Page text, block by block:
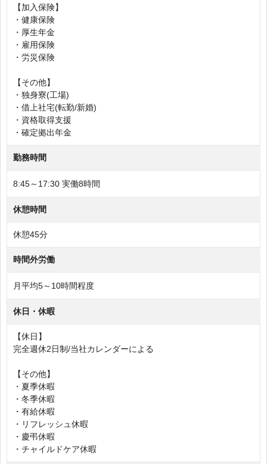
【加入保険】
・健康保険
・厚生年金
・雇用保険
・労災保険
【その他】
・独身寮(工場)
・借上社宅(転勤/新婚)
・資格取得支援
・確定拠出年金
勤務時間
8:45～17:30 実働8時間
休憩時間
休憩45分
時間外労働
月平均5～10時間程度
休日・休暇
【休日】
完全週休2日制/当社カレンダーによる
【その他】
・夏季休暇
・冬季休暇
・有給休暇
・リフレッシュ休暇
・慶弔休暇
・チャイルドケア休暇